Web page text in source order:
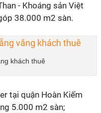
- Khoáng sản Việt
38.000 m2 sàn.
khách thuê
tại quận Hoàn Kiếm
5.000 m2 sàn;